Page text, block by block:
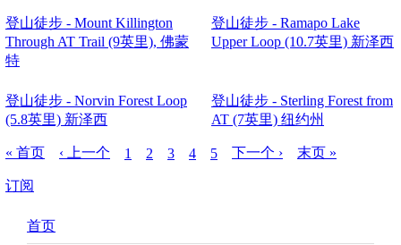
登山徒步 - Mount Killington
Through AT Trail (9英里), 佛蒙
特
登山徒步 - Ramapo Lake
Upper Loop (10.7英里) 新泽西
登山徒步 - Norvin Forest Loop
(5.8英里) 新泽西
登山徒步 - Sterling Forest from
AT (7英里) 纽约州
分
页
首
« 首页
前
‹ 上一个
页
1
页
2
页
3
当
4
页
5
下
下一个 ›
末
末页 »
订阅
Main
navigation
首页